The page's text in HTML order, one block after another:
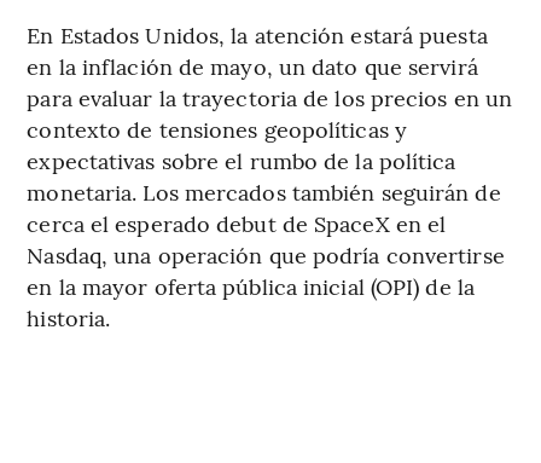
En Estados Unidos, la atención estará puesta
en la inflación de mayo, un dato que servirá
para evaluar la trayectoria de los precios en un
contexto de tensiones geopolíticas y
expectativas sobre el rumbo de la política
monetaria. Los mercados también seguirán de
cerca el esperado debut de SpaceX en el
Nasdaq, una operación que podría convertirse
en la mayor oferta pública inicial (OPI) de la
historia.